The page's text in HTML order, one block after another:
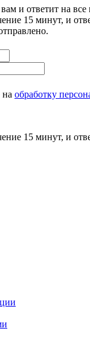
и ответит на
15 минут, и
обработку
15 минут, и